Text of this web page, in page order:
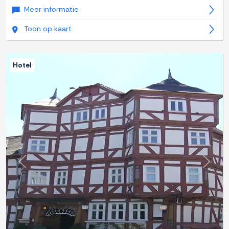
Meer informatie
Toon op kaart
Previous Next
Hotel